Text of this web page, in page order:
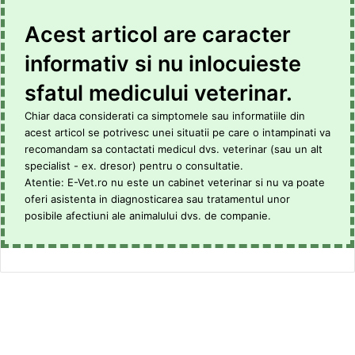
Acest articol are caracter
informativ si nu inlocuieste
sfatul medicului veterinar.
Chiar daca considerati ca simptomele sau informatiile din
acest articol se potrivesc unei situatii pe care o intampinati va
recomandam sa contactati medicul dvs. veterinar (sau un alt
specialist - ex. dresor) pentru o consultatie.
Atentie: E-Vet.ro nu este un cabinet veterinar si nu va poate
oferi asistenta in diagnosticarea sau tratamentul unor
posibile afectiuni ale animalului dvs. de companie.